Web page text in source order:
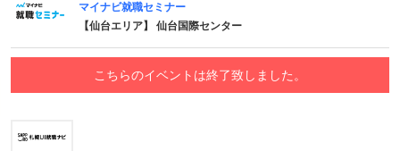
マイナビ就職セミナー
【仙台エリア】 仙台国際センター
こちらのイベントは終了致しました。